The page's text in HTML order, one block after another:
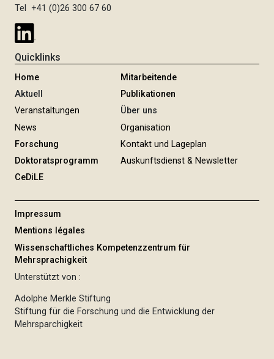
Tel +41 (0)26 300 67 60
Quicklinks
Home
Aktuell
Veranstaltungen
News
Forschung
Doktoratsprogramm
CeDiLE
Mitarbeitende
Publikationen
Über uns
Organisation
Kontakt und Lageplan
Auskunftsdienst & Newsletter
Impressum
Mentions légales
Wissenschaftliches Kompetenzzentrum für
Mehrsprachigkeit
Unterstützt von :
Adolphe Merkle Stiftung
Stiftung für die Forschung und die Entwicklung der
Mehrsparchigkeit